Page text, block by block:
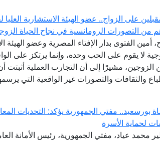
على الزواج.. عضو الهيئة الاستشارية العليا
من التصورات الرومانسية في نجاح الحياة
الفتوى بدار الإفتاء المصرية وعضو الهيئة
لا يقوم على الحب وحده، وإنما يرتكز على
الزوجين، مشيرًا إلى أن التجارب العملية أثبتت
والثقافات والتصورات غير الواقعية التي
بورسعيد.. مفتي الجمهورية يؤكد: التحديات
لحماية الأسرة
محمد عياد، مفتي الجمهورية، رئيس الأمانة